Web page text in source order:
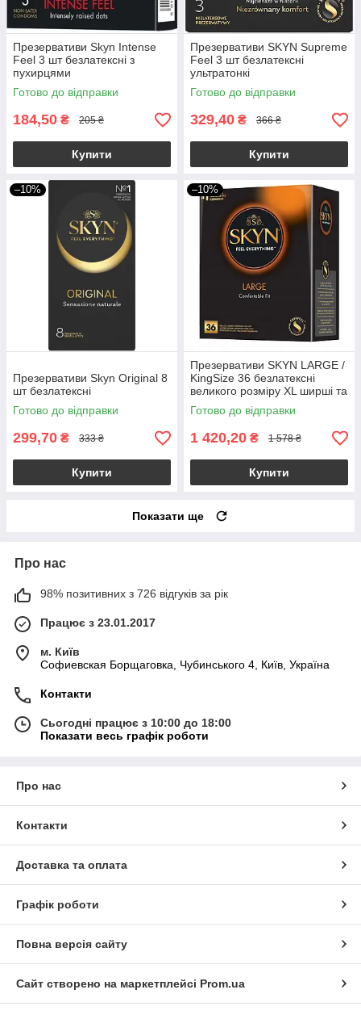
Презервативи Skyn Intense
Feel 3 шт безлатексні з
пухирцями
Готово до відправки
184,50 ₴ 205 ₴
Купити
Презервативи SKYN Supreme
Feel 3 шт безлатексні
ультратонкі
Готово до відправки
329,40 ₴ 366 ₴
Купити
–10%
Презервативи Skyn Original 8
шт безлатексні
Готово до відправки
299,70 ₴ 333 ₴
Купити
–10%
Презервативи SKYN LARGE /
KingSize 36 безлатексні
великого розміру XL ширші та
довші
Готово до відправки
1 420,20 ₴ 1 578 ₴
Купити
Показати ще
Про нас
98% позитивних з 726 відгуків за рік
Працює з 23.01.2017
м. Київ
Софиевская Борщаговка, Чубинського 4, Київ, Україна
Контакти
Сьогодні працює з 10:00 до 18:00
Показати весь графік роботи
Про нас
Контакти
Доставка та оплата
Графік роботи
Повна версія сайту
Сайт створено на маркетплейсі Prom.ua